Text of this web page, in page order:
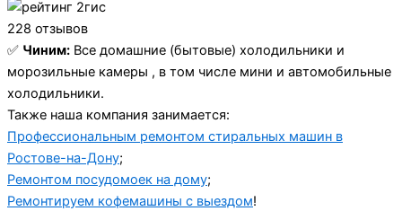
228 отзывов
✅ Чиним: Все домашние (бытовые) холодильники и
морозильные камеры , в том числе мини и автомобильные
холодильники.
Также наша компания занимается:
Профессиональным ремонтом стиральных машин в
Ростове-на-Дону;
Ремонтом посудомоек на дому;
Ремонтируем кофемашины с выездом!